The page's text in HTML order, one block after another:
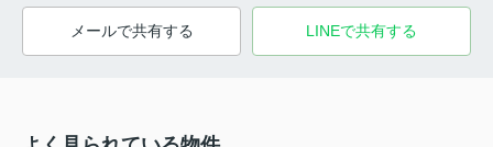
メールで共有する LINEで共有する